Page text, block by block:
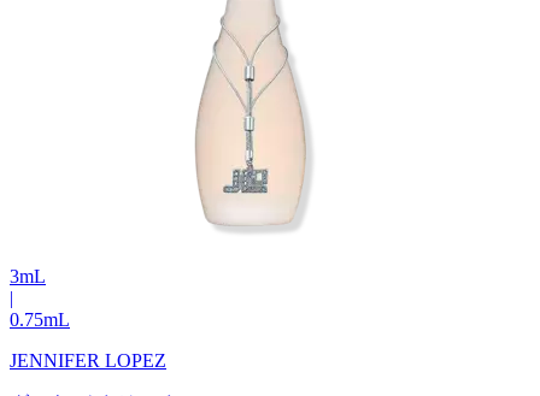
3mL
|
0.75mL
JENNIFER LOPEZ